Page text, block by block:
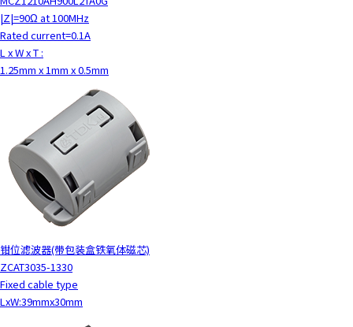
|Z|=90Ω at 100MHz
Rated current=0.1A
L x W x T :
1.25mm x 1mm x 0.5mm
钳位滤波器(带包装盒铁氧体磁芯)
ZCAT3035-1330
Fixed cable type
LxW:39mmx30mm